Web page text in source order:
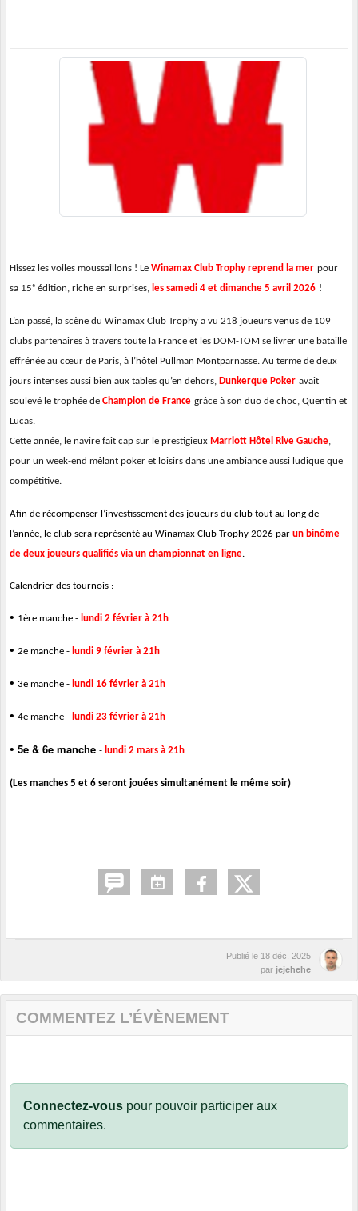
Hissez les voiles moussaillons ! Le Winamax Club Trophy reprend la mer pour
sa 15ᵉ édition, riche en surprises, les samedi 4 et dimanche 5 avril 2026 !
L’an passé, la scène du Winamax Club Trophy a vu 218 joueurs venus de 109
clubs partenaires à travers toute la France et les DOM-TOM se livrer une bataille
effrénée au cœur de Paris, à l’hôtel Pullman Montparnasse. Au terme de deux
jours intenses aussi bien aux tables qu’en dehors, Dunkerque Poker avait
soulevé le trophée de Champion de France grâce à son duo de choc, Quentin et
Lucas.
Cette année, le navire fait cap sur le prestigieux Marriott Hôtel Rive Gauche,
pour un week-end mêlant poker et loisirs dans une ambiance aussi ludique que
compétitive.
Afin de récompenser l’investissement des joueurs du club tout au long de
l’année, le club sera représenté au Winamax Club Trophy 2026 par un binôme
de deux joueurs qualifiés via un championnat en ligne.
Calendrier des tournois :
• 1ère manche - lundi 2 février à 21h
• 2e manche - lundi 9 février à 21h
• 3e manche - lundi 16 février à 21h
• 4e manche - lundi 23 février à 21h
• 5e & 6e manche - lundi 2 mars à 21h
(Les manches 5 et 6 seront jouées simultanément le même soir)
Publié le 18 déc. 2025
par jejehehe
COMMENTEZ L’ÉVÈNEMENT
Connectez-vous pour pouvoir participer aux
commentaires.